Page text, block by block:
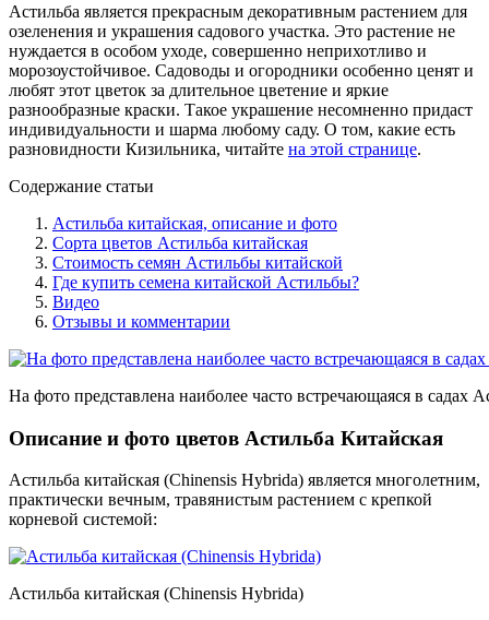
Астильба является прекрасным декоративным растением для
озеленения и украшения садового участка. Это растение не
нуждается в особом уходе, совершенно неприхотливо и
морозоустойчивое. Садоводы и огородники особенно ценят и
любят этот цветок за длительное цветение и яркие
разнообразные краски. Такое украшение несомненно придаст
индивидуальности и шарма любому саду. О том, какие есть
разновидности Кизильника, читайте на этой странице.
Содержание статьи
Астильба китайская, описание и фото
Сорта цветов Астильба китайская
Стоимость семян Астильбы китайской
Где купить семена китайской Астильбы?
Видео
Отзывы и комментарии
На фото представлена наиболее часто встречающаяся в садах
Описание и фото цветов Астильба Китайская
Астильба китайская (Chinensis Hybrida) является многолетним,
практически вечным, травянистым растением с крепкой
корневой системой:
Астильба китайская (Chinensis Hybrida)